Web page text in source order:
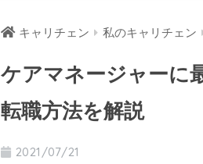
キャリチェン 私のキャリチェン
ケアマネージャーに
転職方法を解説
2021/07/21